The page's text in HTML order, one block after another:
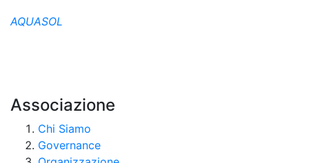
AQUASOL
Associazione
Chi Siamo
Governance